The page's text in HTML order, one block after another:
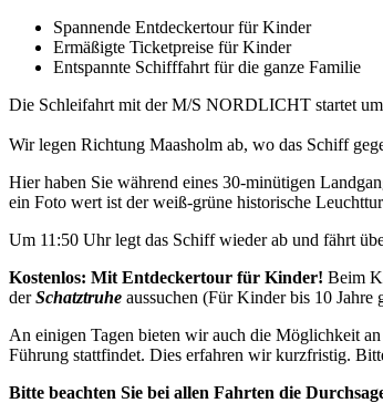
Spannende Entdeckertour für Kinder
Ermäßigte Ticketpreise für Kinder
Entspannte Schifffahrt für die ganze Familie
Die Schleifahrt mit der M/S NORDLICHT startet
Wir legen Richtung Maasholm ab, wo das Schiff
Hier haben Sie während eines 30-minütigen
ein Foto wert ist der weiß-grüne historische
Um 11:50 Uhr legt das Schiff wieder ab und fährt
Kostenlos: Mit Entdeckertour für Kinder! Beim
derSchatztruhe aussuchen (Für Kinder bis 10 Jahre
An einigen Tagen bieten wir auch die Möglichkeit
Führung stattfindet. Dies erfahren wir kurzfristig.
Bitte beachten Sie bei allen Fahrten die